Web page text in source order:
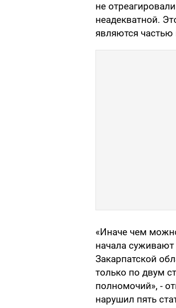
не
неадекватной.
являются
«Иначе чем
начала
Закарпатской
только по двум
полномочий», -
нарушил пять